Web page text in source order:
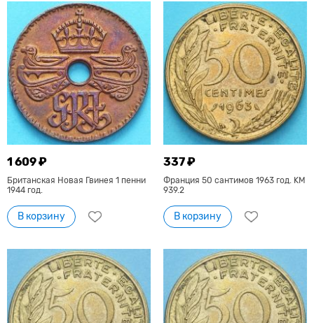
1 609 ₽
Британская Новая Гвинея 1 пенни
1944 год.
В корзину
337 ₽
Франция 50 сантимов 1963 год. KM
939.2
В корзину